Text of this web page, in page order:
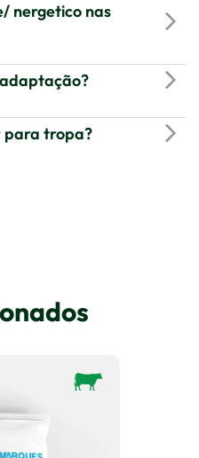
nergetico nas
para tropa?